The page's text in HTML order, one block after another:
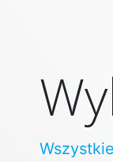
Wszystkie